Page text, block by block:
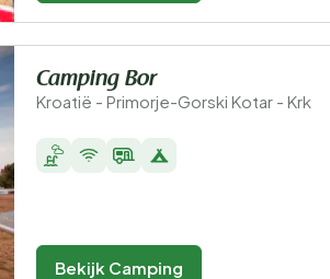
Camping Bor
Kroatië - Primorje-Gorski Kotar - Krk
Bekijk Camping